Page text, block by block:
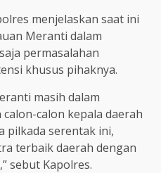
menjelaskan saat ini
Meranti dalam
permasalahan
khusus pihaknya.
masih dalam
calon kepala daerah
pilkada serentak ini,
terbaik daerah dengan
sebut Kapolres.